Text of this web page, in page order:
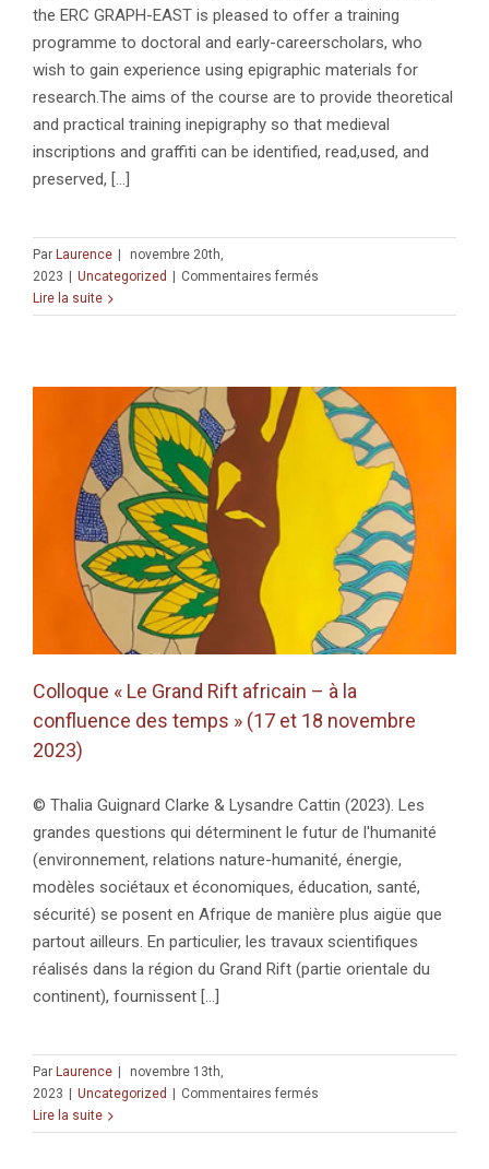
the ERC GRAPH-EAST is pleased to offer a training
programme to doctoral and early-careerscholars, who
wish to gain experience using epigraphic materials for
research.The aims of the course are to provide theoretical
and practical training inepigraphy so that medieval
inscriptions and graffiti can be identified, read,used, and
preserved, [...]
Par Laurence
novembre 20th,
2023
Uncategorized Commentaires fermés
FOR
Summer
School
Medieval
Epigraphy
12,
2024
Lire la suite
Colloque « Le Grand Rift africain – à la
confluence des temps » (17 et 18 novembre
2023)
© Thalia Guignard Clarke & Lysandre Cattin (2023). Les
grandes questions qui déterminent le futur de l'humanité
(environnement, relations nature-humanité, énergie,
modèles sociétaux et économiques, éducation, santé,
sécurité) se posent en Afrique de manière plus aigüe que
partout ailleurs. En particulier, les travaux scientifiques
réalisés dans la région du Grand Rift (partie orientale du
continent), fournissent [...]
Par Laurence
novembre 13th,
2023
Uncategorized Commentaires fermés
« Le
Lire la suite